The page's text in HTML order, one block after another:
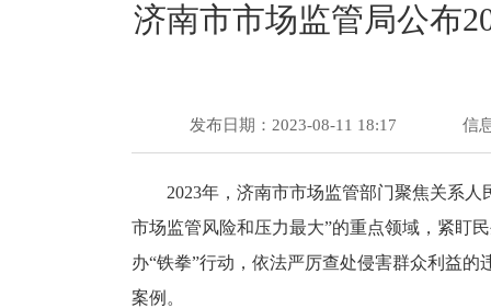
济南市市场监管局公布
发布日期：2023-08-11 18:17 信
2023年，济南市市场监管部门聚焦关系
市场监管风险和压力最大”的重点领域，紧盯
办“铁拳”行动，依法严厉查处侵害群众利益
案例。